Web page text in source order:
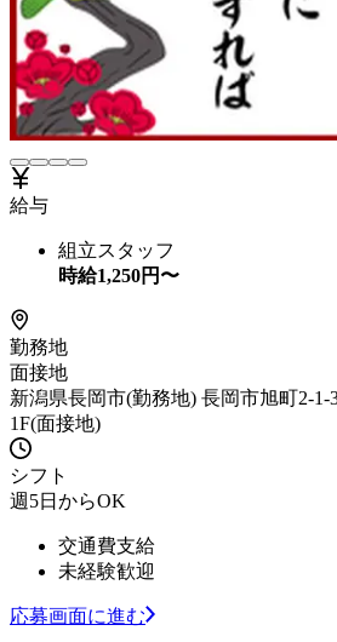
給与
組立スタッフ
時給1,250円〜
勤務地
面接地
新潟県長岡市(勤務地) 長岡市旭町2-
1F(面接地)
シフト
週5日からOK
交通費支給
未経験歓迎
応募画面に進む